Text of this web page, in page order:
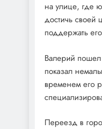
на улице, где
достичь своей
поддержать
Валерий пошел
показал
временем его
Переезд в